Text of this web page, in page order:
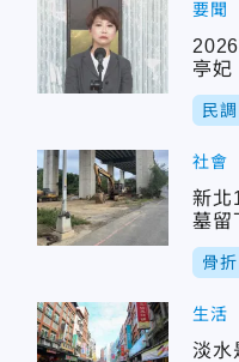
要聞
亭妃
民調
社會
新北
墓留
骨折
生活
淡水